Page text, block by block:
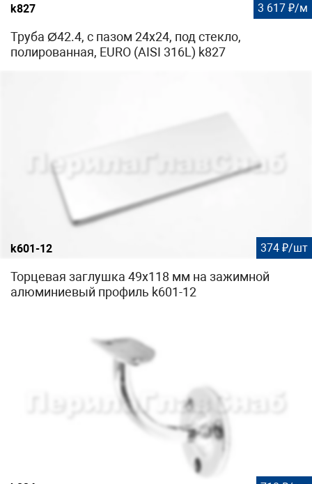
k827 3 617 ₽/м
Труба Ø42.4, с пазом 24х24, под стекло,
полированная, EURO (AISI 316L) k827
k601-12 374 ₽/шт
Торцевая заглушка 49х118 мм на зажимной
алюминиевый профиль k601-12